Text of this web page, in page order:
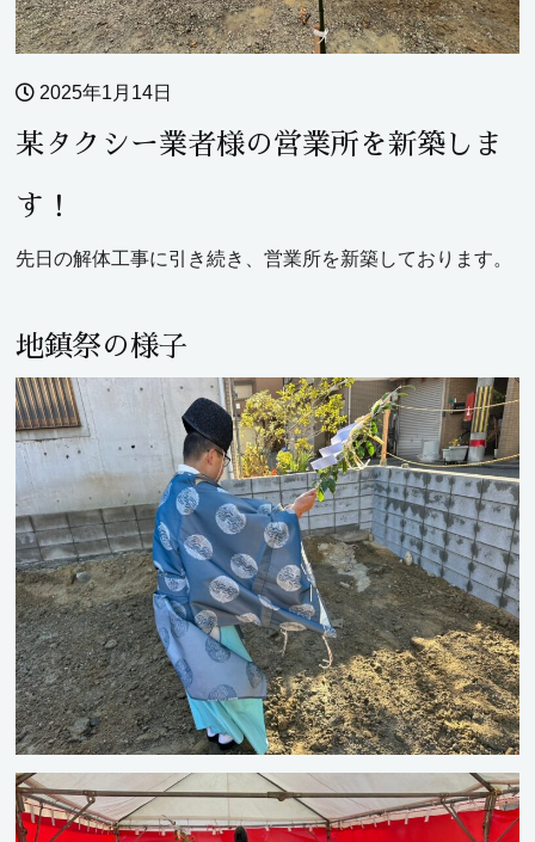
2025年1月14日
某タクシー業者様の営業所を新築しま
す！
先日の解体工事に引き続き、営業所を新築しております。
地鎮祭の様子